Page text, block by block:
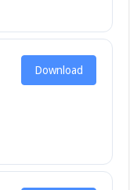
Download